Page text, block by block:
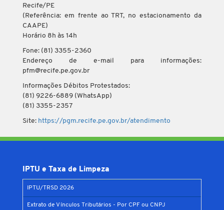
Recife/PE
(Referência: em frente ao TRT, no estacionamento da
CAAPE)
Horário 8h às 14h
Fone: (81) 3355-2360
Endereço de e-mail para informações:
pfm@recife.pe.gov.br
Informações Débitos Protestados:
(81) 9226-6889 (WhatsApp)
(81) 3355-2357
Site: https://pgm.recife.pe.gov.br/atendimento
IPTU e Taxa de Limpeza
IPTU/TRSD 2026
Extrato de Vínculos Tributários - Por CPF ou CNPJ